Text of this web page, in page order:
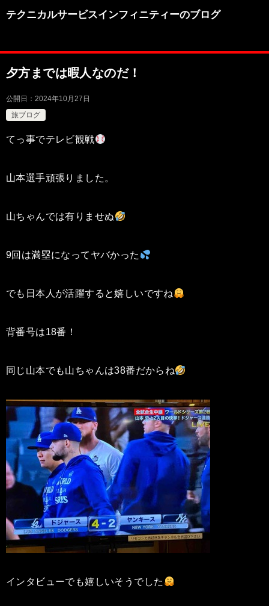
テクニカルサービスインフィニティーのブログ
夕方までは暇人なのだ！
公開日： 2024年10月27日
旅ブログ
てっ事でテレビ観戦
山本選手頑張りました。
山ちゃんでは有りませぬ
9回は満塁になってヤバかった
でも日本人が活躍すると嬉しいですね
背番号は18番！
同じ山本でも山ちゃんは38番だからね
インタビューでも嬉しいそうでした